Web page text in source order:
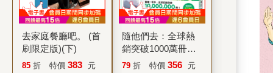
去家庭餐廳吧。 (首
刷限定版)(下)
85 折 特價 383 元
隨他們去：全球熱
銷突破1000萬冊現
象級巨作！改變千
79 折 特價 356 元